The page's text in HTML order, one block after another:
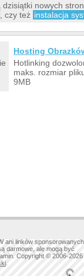
nowych
, czy też instalacja
Hosting
Hotlinking
maks. rozmiar
9MB
ani linków sponsorowanych
darmowe, ale mogą być
Copyright © 2006-2026